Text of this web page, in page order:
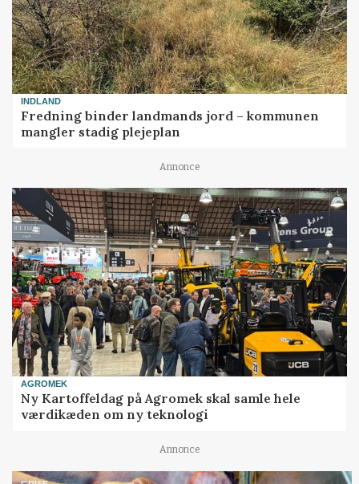
INDLAND
Fredning binder landmands jord – kommunen
mangler stadig plejeplan
Annonce
AGROMEK
Ny Kartoffeldag på Agromek skal samle hele
værdikæden om ny teknologi
Annonce